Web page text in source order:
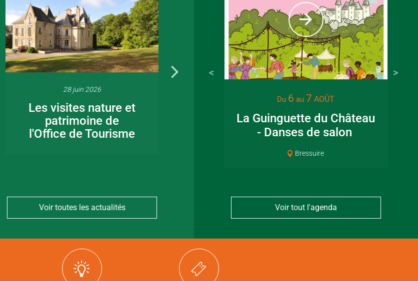
28 juin 2026
Les visites nature et
patrimoine de
l'Office de Tourisme
canoë en Bocage
Bressuirais
Voir toutes les actualités
Du 6 au 7 AOÛT
La Guinguette du Château
- Danses de salon
Bressuire
Voir tout l'agenda